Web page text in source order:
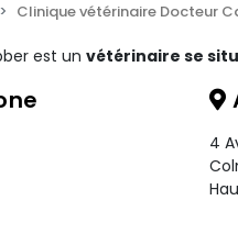
Clinique vétérinaire Docteur
est un vétérinaire se
4